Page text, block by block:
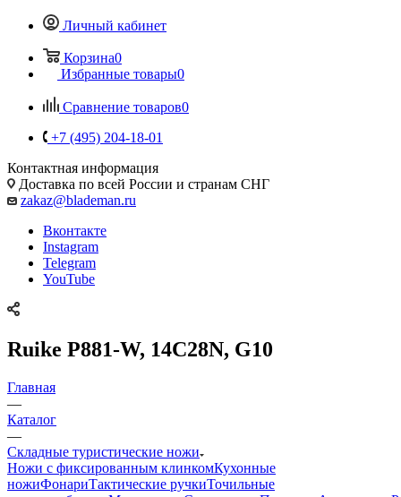
Личный кабинет
Корзина0
Избранные товары0
Сравнение товаров0
+7 (495) 204-18-01
Контактная информация
Доставка по всей России и странам СНГ
zakaz@blademan.ru
Вконтакте
Instagram
Telegram
YouTube
Ruike P881-W, 14C28N, G10
Главная
—
Каталог
—
Складные туристические ножи
Ножи с фиксированным клинкомКухонные
ножиФонариТактические ручкиТочильные